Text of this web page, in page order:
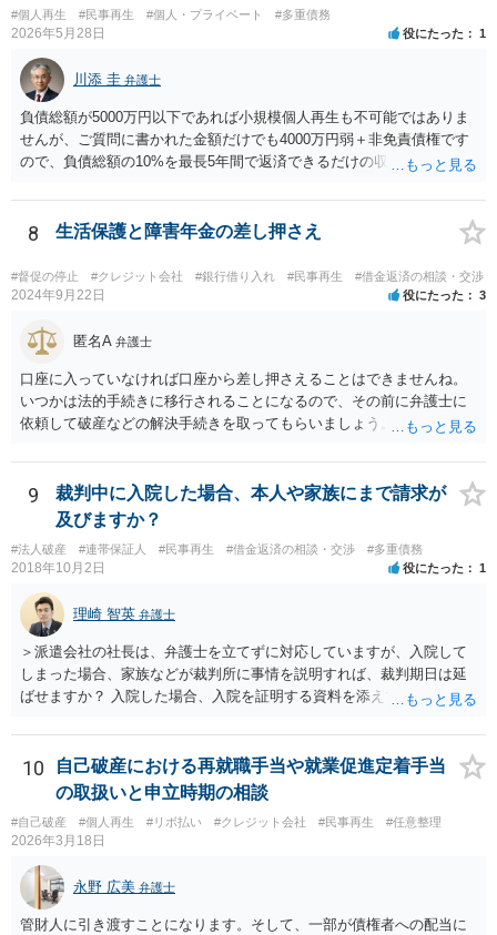
まいの地域の弁護士に直接相談し、適切なアドバイスを受けてみるこ
とをご検討下さい（改正民法が適用される事案の場合、参考のパンフ
レットに記載されているように、極度額（上限額）の定めのない個人
の根保証契約にあたり、無効となる可能性もあります）。 なお、手
もとに契約書がない場合には、相手の弁護士に、あなたが連帯保証人
と記載されている契約書のコピーの提供を求めてみましょう。 （参
考）民法改正のパンフレット（保証乃ルール）法務省 https://www.moj.
go.jp/content/001254262.pdf
#個人再生 #民事再生 #個人・プライベート #多重債務
2026年5月28日 役にたった 1
川添 圭 弁護士
負債総額が5000万円以下であれば小規模個人再生も不可能ではありま
せんが、ご質問に書かれた金額だけでも4000万円弱＋非免責債権です
ので、負債総額の10%を最長5年間で返済できるだけの収入があるのか
クリアできるか（具体的には負債総額の過半数を占める債権者がいる
かどうか、債権者が力を合わせて不同意に持っていく可能性がないか
どうか）が問題でしょう。公開の相談では詳しい事情がわかりません
ので、弁護士へ直接相談した方がよいと思います。
8 生活保護と障害年金の差し押さえ
#督促の停止 #クレジット会社 #銀行借り入れ #民事再生 #借金返済の相談・交渉
2024年9月22日 役にたった 3
匿名A 弁護士
口座に入っていなければ口座から差し押さえることはできませんね。
いつかは法的手続きに移行されることになるので、その前に弁護士に
依頼して破産などの解決手続きを取ってもらいましょう。
9
裁判中に入院した場合、本人や家族にまで請求が
及びますか？
#法人破産 #連帯保証人 #民事再生 #借金返済の相談・交渉 #多重債務
2018年10月2日 役にたった 1
理崎 智英 弁護士
＞派遣会社の社長は、弁護士を立てずに対応していますが、入院して
しまった場合、家族などが裁判所に事情を説明すれば、裁判期日は延
ばせますか？ 入院した場合、入院を証明する資料を添えて、裁判所に
書けない、意識が無い場合など、弁護士ではなく家族などの代理人が
裁判延期を申請できますか？ ご家族であっても訴訟代理権はありませ
んので、ご本人に代わって裁判延期の申請することは出来ません。た
だ、事実上、裁判所に対して事情を説明すれば、裁判手続は中止され
ると思います。 ＞本人が出廷できないことを理由に、財産の差し押さ
えなどされることはございますでしょうか？ ご本人の状態が回復する
までの間は裁判が中止されるでしょうから、そのような心配はないと
思います。
10
自己破産における再就職手当や就業促進定着手当
の取扱いと申立時期の相談
#自己破産 #個人再生 #リボ払い #クレジット会社 #民事再生 #任意整理
2026年3月18日
永野 広美 弁護士
管財人に引き渡すことになります。そして、一部が債権者への配当に